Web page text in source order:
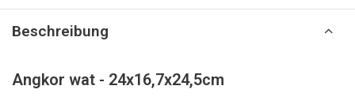
Beschreibung
Angkor wat - 24x16,7x24,5cm